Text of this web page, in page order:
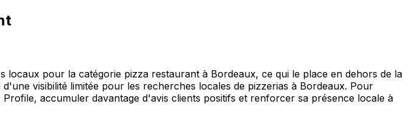
locaux pour la catégorie pizza restaurant à Bordeaux, ce qui le place en dehors de la
visibilité limitée pour les recherches locales de pizzerias à Bordeaux. Pour
accumuler davantage d'avis clients positifs et renforcer sa présence locale à